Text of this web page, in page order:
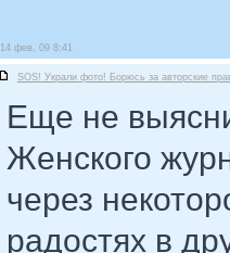
14 фев, 09 8:41
SOS! Украли фото! Борюсь за авторские
Еще не
Женского
через
радостях в